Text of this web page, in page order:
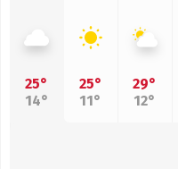
25°
14°
25°
11°
29°
12°